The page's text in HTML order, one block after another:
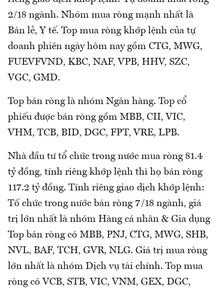
2/18 ngành. Nhóm mua ròng mạnh nhất là
Bán lẻ, Y tế. Top mua ròng khớp lệnh của tự
doanh phiên ngày hôm nay gồm CTG, MWG,
FUEVFVND, KBC, NAF, VPB, HHV, SZC,
VGC, GMD.
Top bán ròng là nhóm Ngân hàng. Top cổ
phiếu được bán ròng gồm MBB, CII, VIC,
VHM, TCB, BID, DGC, FPT, VRE, LPB.
Nhà đầu tư tổ chức trong nước mua ròng 81.4
tỷ đồng, tính riêng khớp lệnh thì họ bán ròng
117.2 tỷ đồng. Tính riêng giao dịch khớp lệnh:
Tố chức trong nước bán ròng 7/18 ngành, giá
trị lớn nhất là nhóm Hàng cá nhân & Gia dụng
Top bán ròng có MBB, PNJ, CTG, MWG, SHB,
NVL, BAF, TCH, GVR, NLG. Giá trị mua ròng
lớn nhất là nhóm Dịch vụ tài chính. Top mua
ròng có VCB, STB, VIC, VNM, GEX, DGC,